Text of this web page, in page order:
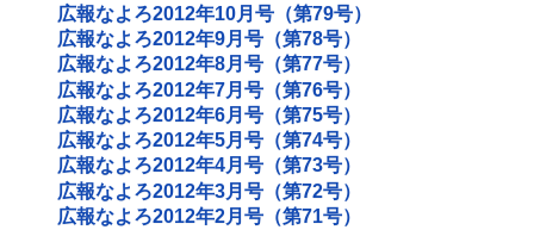
広報なよろ2012年10月号（第79号）
広報なよろ2012年9月号（第78号）
広報なよろ2012年8月号（第77号）
広報なよろ2012年7月号（第76号）
広報なよろ2012年6月号（第75号）
広報なよろ2012年5月号（第74号）
広報なよろ2012年4月号（第73号）
広報なよろ2012年3月号（第72号）
広報なよろ2012年2月号（第71号）